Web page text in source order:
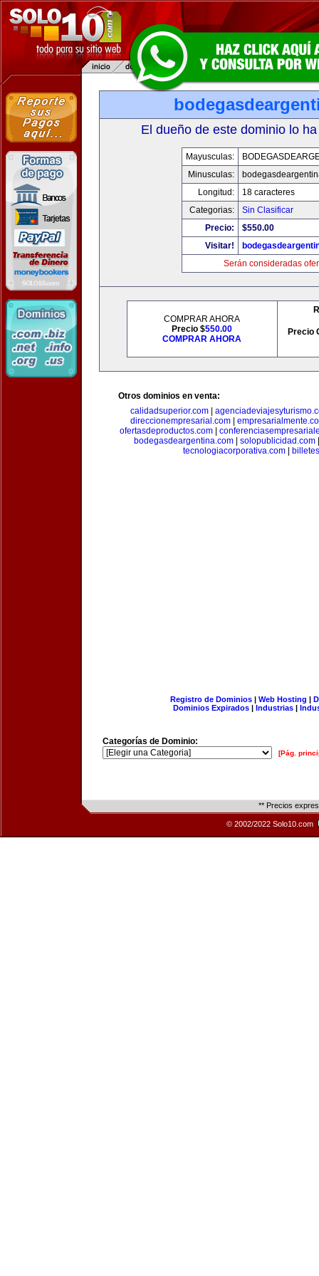
El dueño de este dominio lo
Mayusculas:
Minusculas:
Longitud:
18 caracteres
Categorias:
Sin Clasificar
Precio:
$550.00
Visitar!
Serán consideradas
COMPRAR AHORA
Precio $550.00
COMPRAR AHORA
Precio
Otros dominios en venta:
calidadsuperior.com|
direccionempresarial.com
ofertasdeproductos.com|
bodegasdeargentina.com| solopublicidad.com
tecnologiacorporativa.com
Registro de Dominios| Web Hosting |
Dominios Expirados | Industrias |
Categorías de Dominio:
[Pág.
** Precios
© 2002/2022 Solo10.com